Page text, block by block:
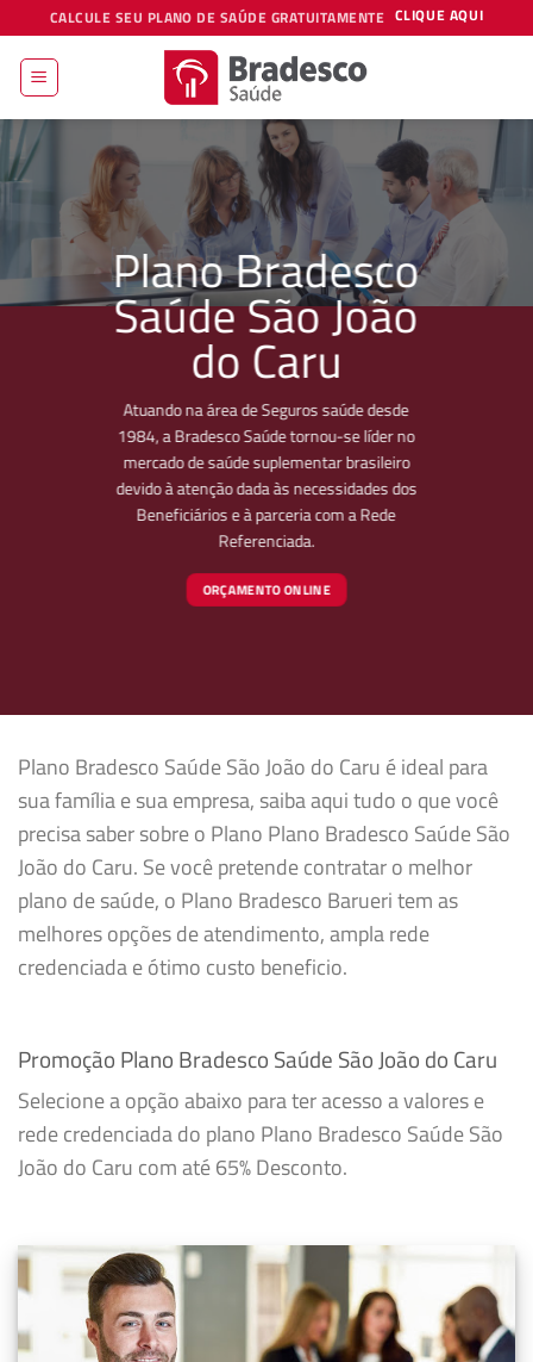
to
content
CALCULE SEU PLANO DE SAÚDE GRATUITAMENTE CLIQUE AQUI
Plano Bradesco
Saúde São João
do Caru
Atuando na área de Seguros saúde desde
1984, a Bradesco Saúde tornou-se líder no
mercado de saúde suplementar brasileiro
devido à atenção dada às necessidades dos
Beneficiários e à parceria com a Rede
Referenciada.
ORÇAMENTO ONLINE
Plano Bradesco Saúde São João do Caru é ideal para
sua família e sua empresa, saiba aqui tudo o que você
precisa saber sobre o Plano Plano Bradesco Saúde São
João do Caru. Se você pretende contratar o melhor
plano de saúde, o Plano Bradesco Barueri tem as
melhores opções de atendimento, ampla rede
credenciada e ótimo custo beneficio.
Promoção Plano Bradesco Saúde São João do Caru
Selecione a opção abaixo para ter acesso a valores e
rede credenciada do plano Plano Bradesco Saúde São
João do Caru com até 65% Desconto.